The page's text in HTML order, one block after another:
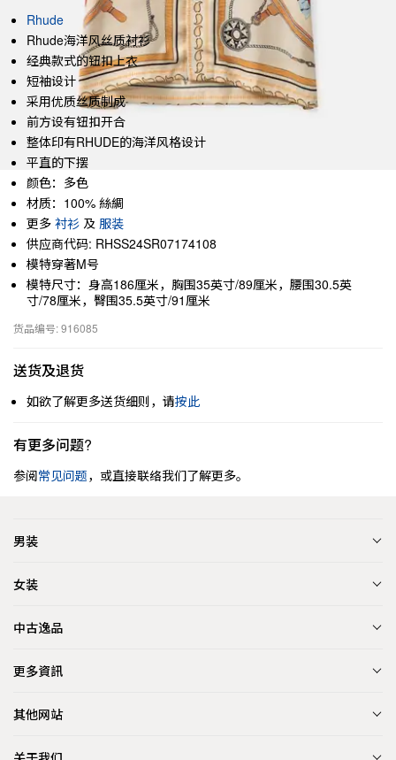
Rhude
Rhude海洋风丝质衬衫
经典款式的钮扣上衣
短袖设计
采用优质丝质制成
前方设有钮扣开合
整体印有RHUDE的海洋风格设计
平直的下摆
颜色：多色
材质：100% 絲綢
更多 衬衫 及 服装
供应商代码: RHSS24SR07174108
模特穿著M号
模特尺寸：身高186厘米，胸围35英寸/89厘米，腰围30.5英
寸/78厘米，臀围35.5英寸/91厘米
货品编号: 916085
送货及退货
如欲了解更多送货细则，请按此
有更多问题?
参阅常见问题，或直接联络我们了解更多。
男装
女装
中古逸品
更多資訊
其他网站